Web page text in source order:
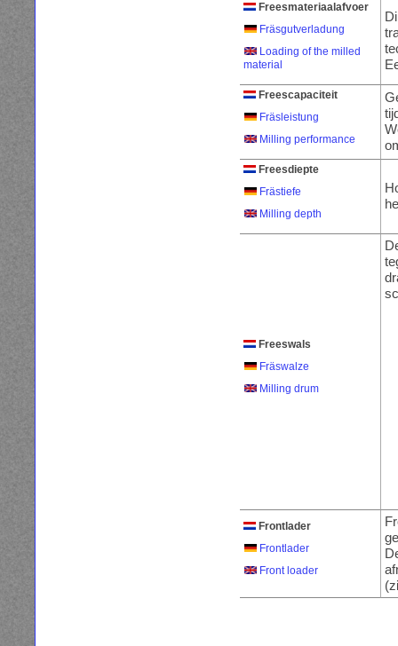
Freesmateriaalafvoer
Fräsgutverladung
Loading of the milled
material
Freescapaciteit
Fräsleistung
Milling performance
Freesdiepte
Frästiefe
Milling depth
Freeswals
Fräswalze
Milling drum
Frontlader
Frontlader
Front loader